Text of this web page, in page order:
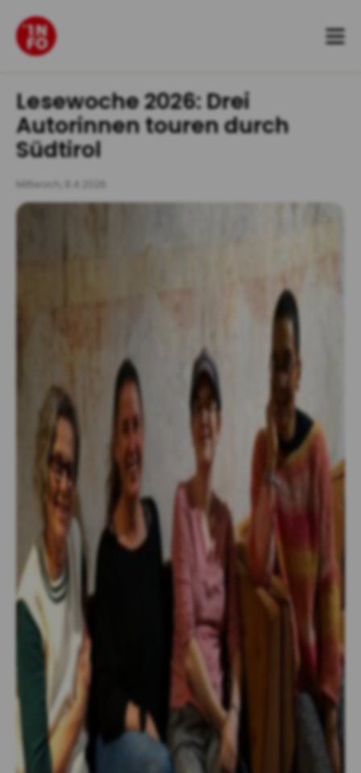
Zum
Inhalt
springen
Lesewoche 2026: Drei
Autorinnen touren durch
Südtirol
Mittwoch, 8.4.2026